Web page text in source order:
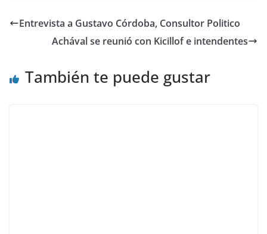
Entrevista a Gustavo Córdoba, Consultor Politico
Achával se reunió con Kicillof e intendentes
También te puede gustar